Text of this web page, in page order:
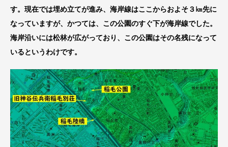
す。現在では埋め立てが進み、海岸線はここからおよそ３㎞先に
なっていますが、かつては、この公園のすぐ下が海岸線でした。
海岸沿いには松林が広がっており、この公園はその名残になって
いるというわけです。